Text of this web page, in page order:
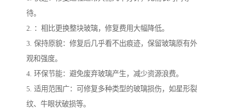
待。
2. ：相比更换整块玻璃，修复费用大幅降低。
3. 保持原貌：修复后几乎看不出痕迹，保留玻璃原有外
观和强度。
4. 环保节能：避免废弃玻璃产生，减少资源浪费。
5. 适用范围广：可修复多种类型的玻璃损伤，如星形裂
纹、牛眼状破损等。